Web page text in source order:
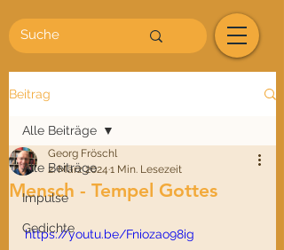
Beitrag
Alle Beiträge
Impulse
Gedichte
Alle Beiträge
Mensch - Tempel Gottes
Georg Fröschl
2. März 2024 1 Min. Lesezeit
https://youtu.be/Fniozao98ig